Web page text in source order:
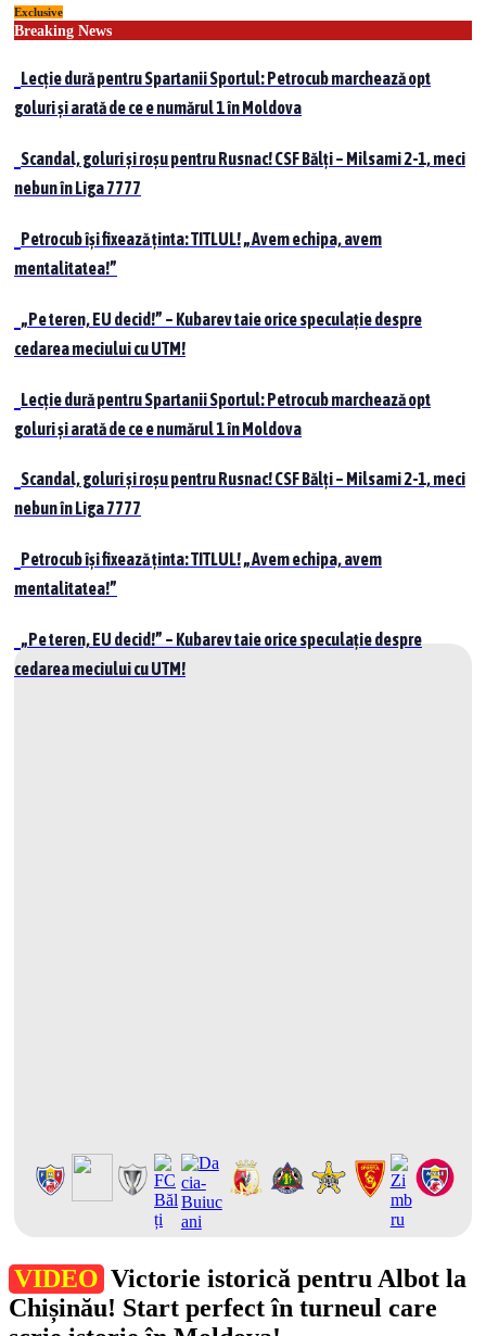
Skip
to
Exclusive
Breaking News
Lecție dură pentru Spartanii Sportul: Petrocub marchează opt
goluri și arată de ce e numărul 1 în Moldova
Scandal, goluri și roșu pentru Rusnac! CSF Bălți – Milsami 2-1, meci
nebun în Liga 7777
Petrocub își fixează ținta: TITLUL! „Avem echipa, avem
mentalitatea!”
„Pe teren, EU decid!” – Kubarev taie orice speculație despre
cedarea meciului cu UTM!
Lecție dură pentru Spartanii Sportul: Petrocub marchează opt
goluri și arată de ce e numărul 1 în Moldova
Scandal, goluri și roșu pentru Rusnac! CSF Bălți – Milsami 2-1, meci
nebun în Liga 7777
Petrocub își fixează ținta: TITLUL! „Avem echipa, avem
mentalitatea!”
„Pe teren, EU decid!” – Kubarev taie orice speculație despre
cedarea meciului cu UTM!
VIDEO Victorie istorică pentru Albot la
Chișinău! Start perfect în turneul care